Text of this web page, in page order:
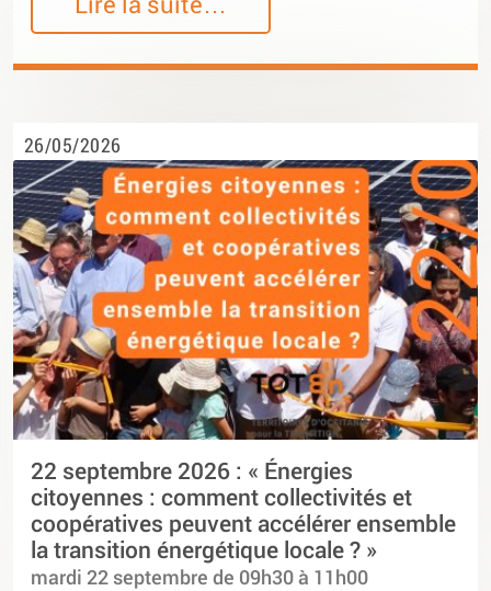
26/05/2026
22 septembre 2026 : « Énergies
citoyennes : comment collectivités et
coopératives peuvent accélérer ensemble
la transition énergétique locale ? »
mardi 22 septembre de 09h30 à 11h00